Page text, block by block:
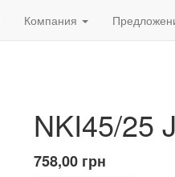
Компания
NKI45/25
758,00 грн